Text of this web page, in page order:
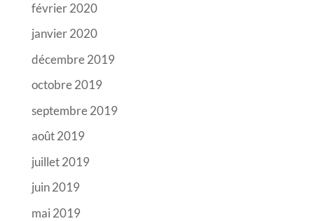
février 2020
janvier 2020
décembre 2019
octobre 2019
septembre 2019
août 2019
juillet 2019
juin 2019
mai 2019